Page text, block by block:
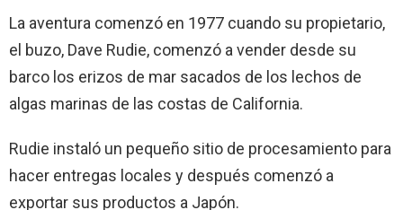
La aventura comenzó en 1977 cuando su propietario,
el buzo, Dave Rudie, comenzó a vender desde su
barco los erizos de mar sacados de los lechos de
algas marinas de las costas de California.
Rudie instaló un pequeño sitio de procesamiento para
hacer entregas locales y después comenzó a
exportar sus productos a Japón.